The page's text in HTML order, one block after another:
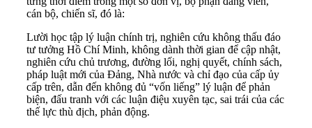
cán bộ, chiến sĩ, đó là:
Lười học tập lý luận chính trị, nghiên cứu không thấu đáo
tư tưởng Hồ Chí Minh, không dành thời gian để cập nhật,
nghiên cứu chủ trương, đường lối, nghị quyết, chính sách,
pháp luật mới của Đảng, Nhà nước và chỉ đạo của cấp ủy
cấp trên, dẫn đến không đủ “vốn liếng” lý luận để phản
biện, đấu tranh với các luận điệu xuyên tạc, sai trái của các
thế lực thù địch, phản động.